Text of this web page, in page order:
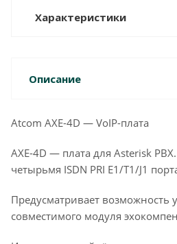
Характеристики
Описание
Atcom АХE-4D — VoIP-плата
АХE-4D — плата для Asterisk
четырьмя ISDN PRI E1/T1/J1
Предусматривает возможность
совместимого модуля